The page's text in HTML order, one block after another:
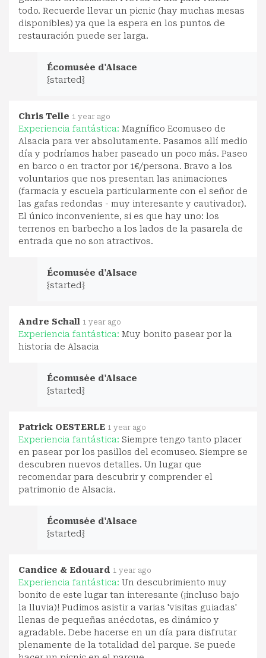
todo. Recuerde llevar un picnic (hay muchas mesas
disponibles) ya que la espera en los puntos de
restauración puede ser larga.
Écomusée d'Alsace
{started}
Chris Telle 1 year ago
Experiencia fantástica: Magnífico Ecomuseo de
Alsacia para ver absolutamente. Pasamos allí medio
día y podríamos haber paseado un poco más. Paseo
en barco o en tractor por 1€/persona. Bravo a los
voluntarios que nos presentan las animaciones
(farmacia y escuela particularmente con el señor de
las gafas redondas - muy interesante y cautivador).
El único inconveniente, si es que hay uno: los
terrenos en barbecho a los lados de la pasarela de
entrada que no son atractivos.
Écomusée d'Alsace
{started}
Andre Schall 1 year ago
Experiencia fantástica: Muy bonito pasear por la
historia de Alsacia
Écomusée d'Alsace
{started}
Patrick OESTERLE 1 year ago
Experiencia fantástica: Siempre tengo tanto placer
en pasear por los pasillos del ecomuseo. Siempre se
descubren nuevos detalles. Un lugar que
recomendar para descubrir y comprender el
patrimonio de Alsacia.
Écomusée d'Alsace
{started}
Candice & Edouard 1 year ago
Experiencia fantástica: Un descubrimiento muy
bonito de este lugar tan interesante (¡incluso bajo
la lluvia)! Pudimos asistir a varias 'visitas guiadas'
llenas de pequeñas anécdotas, es dinámico y
agradable. Debe hacerse en un día para disfrutar
plenamente de la totalidad del parque. Se puede